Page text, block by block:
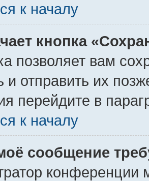
к началу
кнопка
позволяет вам
и отправить их
перейдите в
к началу
сообщение
конференции